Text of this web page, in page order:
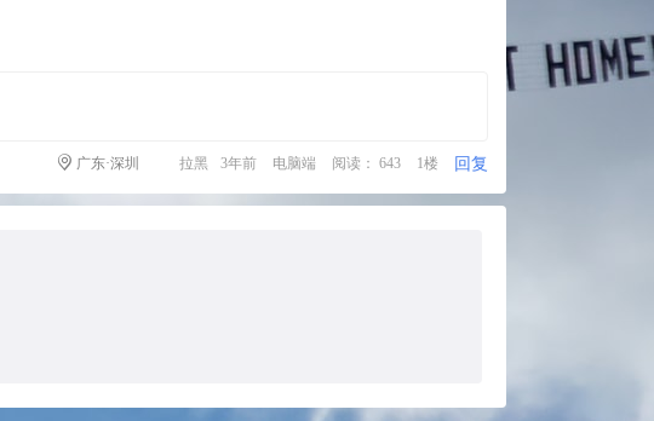
广东·深圳 拉黑 3年前 电脑端 阅读： 643 1楼 回复